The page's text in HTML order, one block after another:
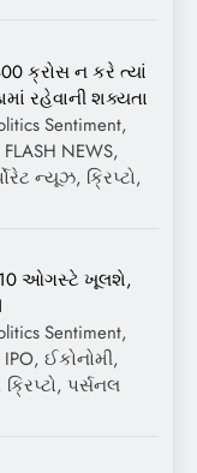
ક્રોસ ન કરે ત્યાં
રહેવાની શક્યતા
Sentiment,
NEWS,
ન્યૂઝ, ક્રિપ્ટો,
10 ઓગસ્ટે ખૂલશે,
Sentiment,
ઈકોનોમી,
ક્રિપ્ટો, પર્સનલ